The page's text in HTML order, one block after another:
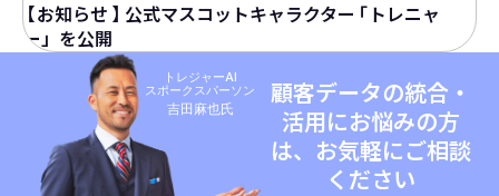
【お知らせ 】 公式マスコットキャラクター 「 トレニャ
ー」を公開
トレジャーAI
スポークスパーソン
吉田麻也氏
顧客データの統合・
活用にお悩みの方
は、お気軽にご相談
ください